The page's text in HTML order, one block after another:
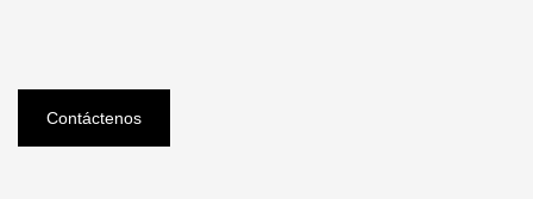
Contáctenos